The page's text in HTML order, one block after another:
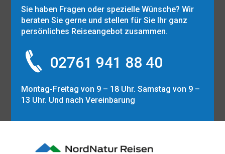
Sie haben Fragen oder spezielle Wünsche? Wir
beraten Sie gerne und stellen für Sie Ihr ganz
persönliches Reiseangebot zusammen.
02761 941 88 40
Montag-Freitag von 9 – 18 Uhr. Samstag von 9 –
13 Uhr. Und nach Vereinbarung